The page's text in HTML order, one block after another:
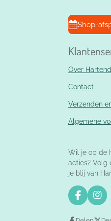
Shop-
Over
Contact
Verzenden
Algemene
Wil je op de
acties? Volg
je blij van
F
a
c
I
n
s